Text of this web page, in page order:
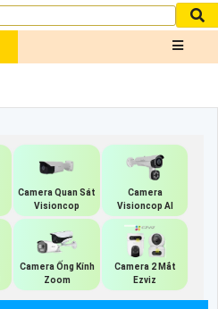
Camera Quan Sát
Visioncop
Camera
Visioncop Al
Camera Ống Kính
Zoom
Camera 2 Mắt
Ezviz